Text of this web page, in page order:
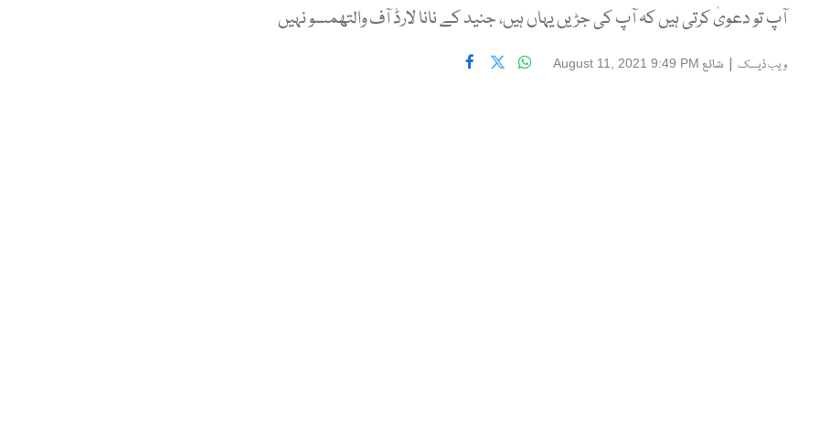
آپ تو دعویٰ کرتی ہیں کہ آپ کی جڑیں یہاں ہیں، جنید کے نانا لارڈ آف والتھمسو نہیں
ویب ڈیسک | شائع August 11, 2021 9:49 PM